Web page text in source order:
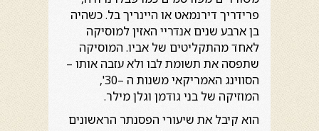
פרידריך דירנמאט או היינריך בל. כשהיה
בן ארבע שנים אנדריי האזין למוסיקה
לאחד מהתקליטים של אביו. המוסיקה
שתפסה את תשומת לבו ולא עזבה אותו –
הסווינג האמריקאי משנות ה –30',
המוזיקה של בני גודמן וגלן מילר.
הוא קיבל את שיעורי הפסנתר הראשונים